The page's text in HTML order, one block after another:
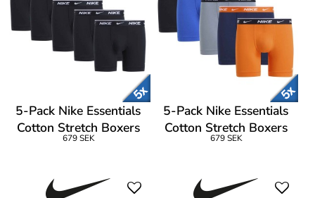
5-Pack Nike Essentials
Cotton Stretch Boxers
679 SEK
5-Pack Nike Essentials
Cotton Stretch Boxers
679 SEK